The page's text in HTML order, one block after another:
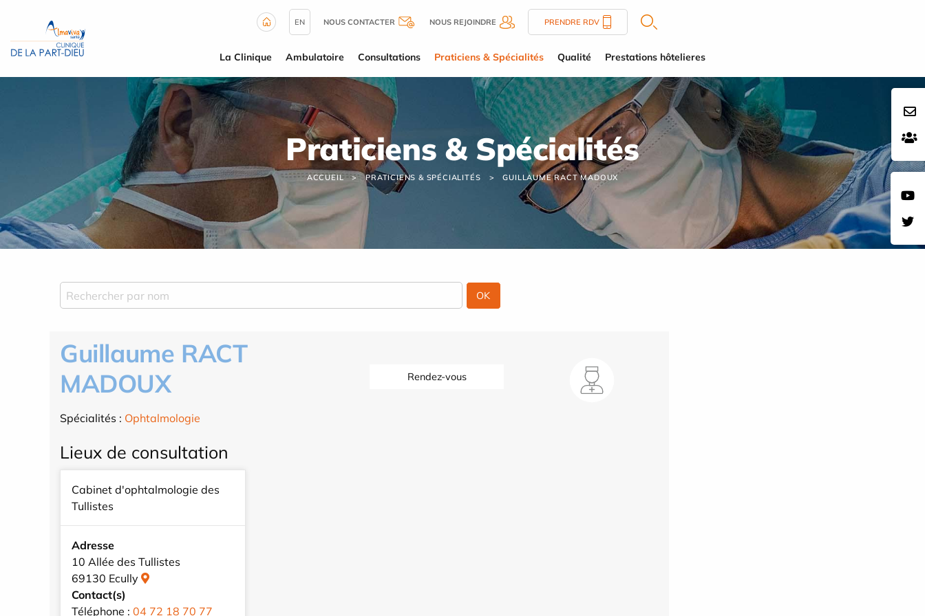
EN NOUS CONTACTER NOUS REJOINDRE PRENDRE RDV
La Clinique Ambulatoire Consultations Praticiens & Spécialités Qualité Prestations hôtelieres
Praticiens & Spécialités
ACCUEIL PRATICIENS & SPÉCIALITÉS GUILLAUME RACT MADOUX
Guillaume RACT
MADOUX
Spécialités : Ophtalmologie
Rendez-vous
Lieux de consultation
Cabinet d'ophtalmologie des
Tullistes
Adresse
10 Allée des Tullistes
69130 Ecully
Contact(s)
Téléphone : 04 72 18 70 77